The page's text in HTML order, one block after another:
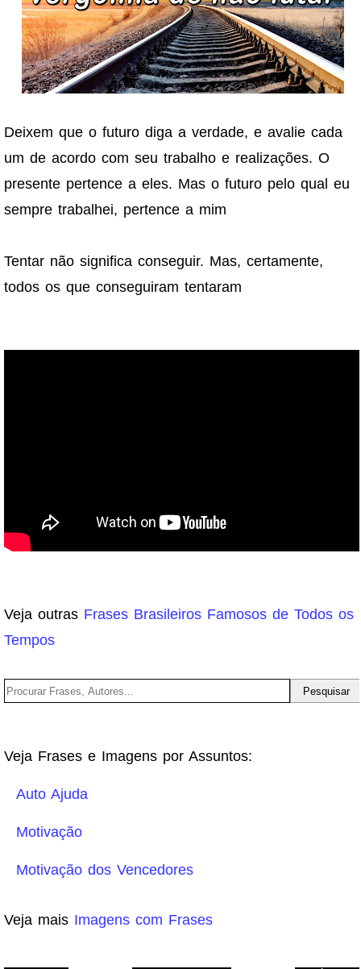
Deixem que o futuro diga a verdade, e avalie cada
um de acordo com seu trabalho e realizações. O
presente pertence a eles. Mas o futuro pelo qual eu
sempre trabalhei, pertence a mim
Tentar não significa conseguir. Mas, certamente,
todos os que conseguiram tentaram
Veja outras Frases Brasileiros Famosos de Todos os
Tempos
Veja Frases e Imagens por Assuntos:
Auto Ajuda
Motivação
Motivação dos Vencedores
Veja mais Imagens com Frases